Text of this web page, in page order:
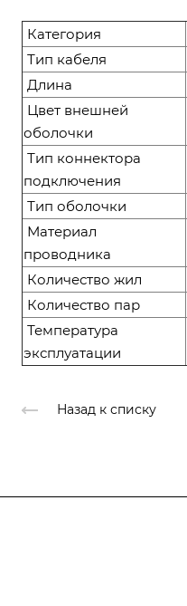
Категория
Тип кабеля
Длина
Цвет внешней
оболочки
Тип коннектора
подключения
Тип оболочки
Материал
проводника
Количество жил
Количество пар
Температура
эксплуатации
Назад к списку